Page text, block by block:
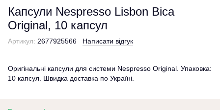
Капсули Nespresso Lisbon Bica
Original, 10 капсул
Артикул: 2677925566 Написати відгук
Оригінальні капсули для системи Nespresso Original. Упаковка:
10 капсул. Швидка доставка по Україні.